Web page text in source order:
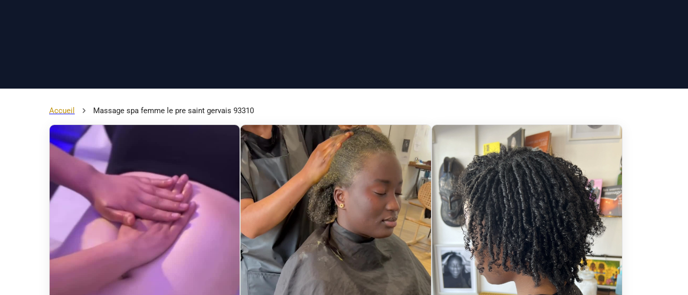
Accueil Massage spa femme le pre saint gervais 93310